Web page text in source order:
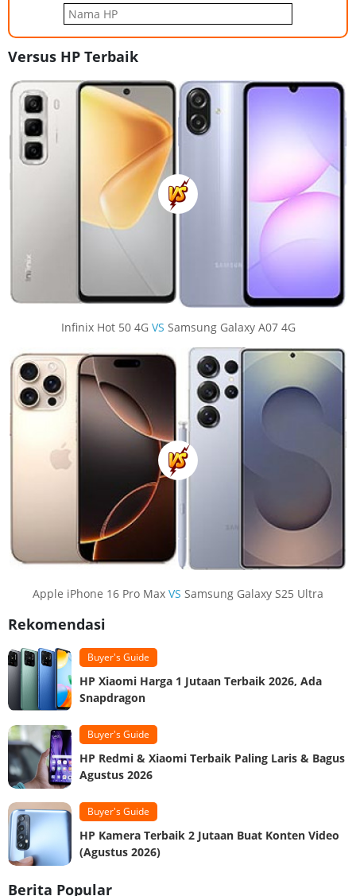
Versus HP Terbaik
Infinix Hot 50 4G VS Samsung Galaxy A07 4G
Apple iPhone 16 Pro Max VS Samsung Galaxy S25 Ultra
Rekomendasi
Buyer's Guide
HP Xiaomi Harga 1 Jutaan Terbaik 2026, Ada
Snapdragon
Buyer's Guide
HP Redmi & Xiaomi Terbaik Paling Laris & Bagus
Agustus 2026
Buyer's Guide
HP Kamera Terbaik 2 Jutaan Buat Konten Video
(Agustus 2026)
Berita Popular